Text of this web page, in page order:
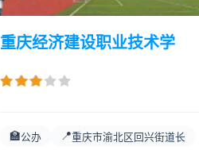
重庆经济建设职业技术学
🏫公办 📍重庆市渝北区回兴街道长